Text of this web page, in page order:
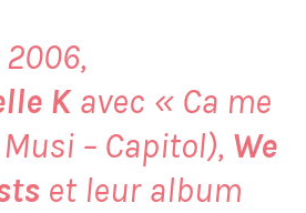
Kavec « Ca me
– Capitol), We
et leur album